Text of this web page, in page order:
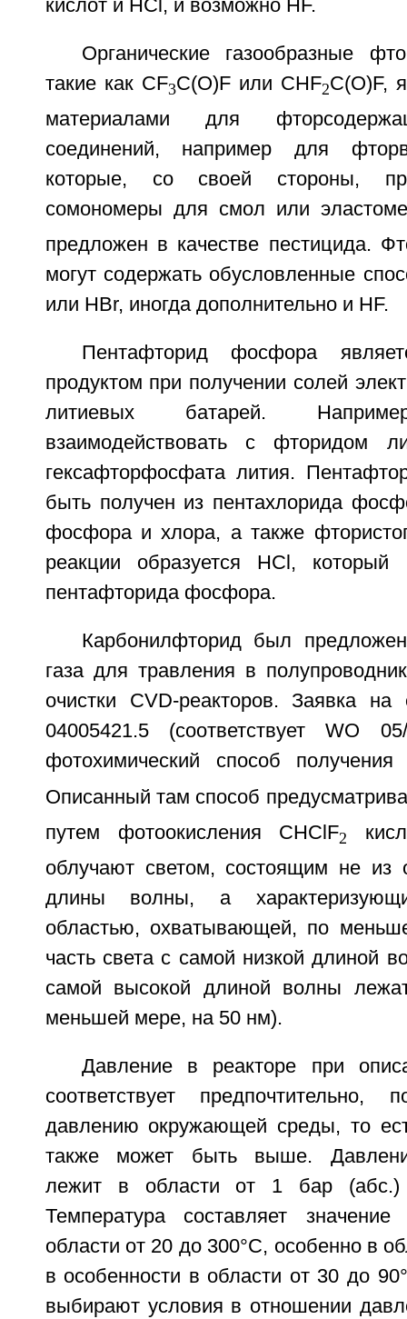
кислот и HCl, и возможно HF.
Органические газообразные
такие как CF3C(O)F или CHF2C(O)F,
материалами для
соединений, например для
которые, со своей стороны,
сомономеры для смол или
предложен в качестве пестицида.
могут содержать обусловленные
или HBr, иногда дополнительно и HF.
Пентафторид фосфора
продуктом при получении солей
литиевых батарей.
взаимодействовать с фторидом
гексафторфосфата лития.
быть получен из пентахлорида
фосфора и хлора, а также
реакции образуется HCl, который
пентафторида фосфора.
Карбонилфторид был
газа для травления в
очистки CVD-реакторов. Заявка на
04005421.5 (соответствует WO
фотохимический способ получения
Описанный там способ
путем фотоокисления CHClF2
облучают светом, состоящим не из
длины волны, а
областью, охватывающей, по
часть света с самой низкой длиной
самой высокой длиной волны
меньшей мере, на 50 нм).
Давление в реакторе при
соответствует
давлению окружающей среды, то
также может быть выше.
лежит в области от 1 бар
Температура составляет значение
области от 20 до 300°С, особенно в
в особенности в области от 30 до
выбирают условия в отношении